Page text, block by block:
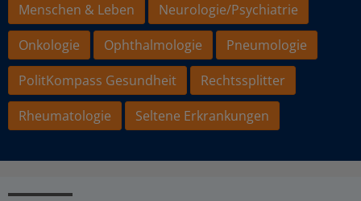
Menschen & Leben
Neurologie/Psychiatrie
Onkologie
Ophthalmologie
Pneumologie
PolitKompass Gesundheit
Rechtssplitter
Rheumatologie
Seltene Erkrankungen